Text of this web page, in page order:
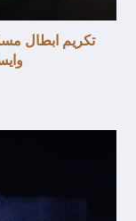
تكريم ابطال